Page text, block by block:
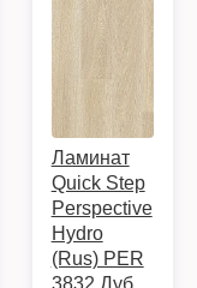
Ламинат
Quick Step
Perspective
Hydro
(Rus) PER
3832 Дуб